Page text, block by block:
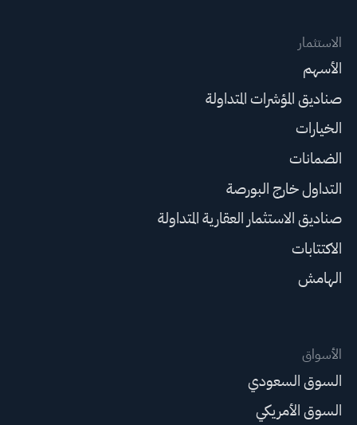
الاستثمار
الأسهم
صناديق المؤشرات المتداولة
الخيارات
الضمانات
التداول خارج البورصة
صناديق الاستثمار العقارية المتداولة
الاكتتابات
الهامش
الأسواق
السوق السعودي
السوق الأمريكي